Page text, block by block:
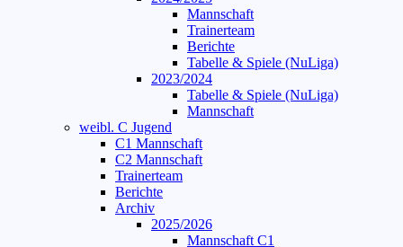
Mannschaft
Trainerteam
Berichte
Tabelle & Spiele (NuLiga)
2023/2024
Tabelle & Spiele (NuLiga)
Mannschaft
weibl. C Jugend
C1 Mannschaft
C2 Mannschaft
Trainerteam
Berichte
Archiv
2025/2026
Mannschaft C1